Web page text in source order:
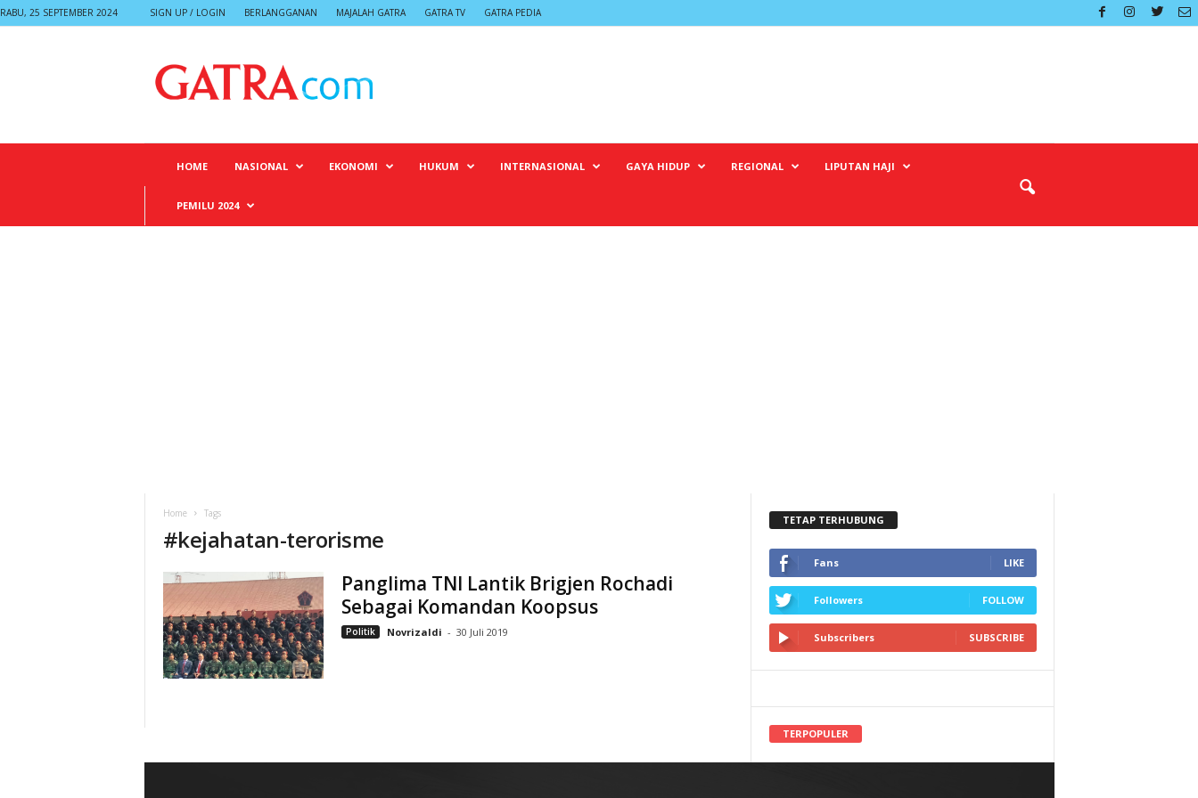
RABU, 25 SEPTEMBER 2024 SIGN UP / LOGIN BERLANGGANAN MAJALAH GATRA GATRA TV GATRA PEDIA
HOME NASIONAL EKONOMI HUKUM INTERNASIONAL GAYA HIDUP REGIONAL LIPUTAN HAJI
PEMILU 2024
Home Tags
#kejahatan-terorisme
Panglima TNI Lantik Brigjen Rochadi
Sebagai Komandan Koopsus
Politik Novrizaldi - 30 Juli 2019
TETAP TERHUBUNG
Fans LIKE
Followers FOLLOW
Subscribers SUBSCRIBE
TERPOPULER